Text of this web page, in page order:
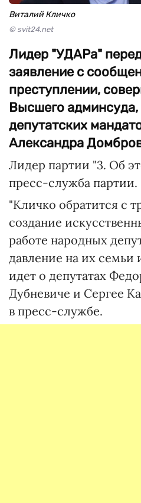
Виталий Кличко
© svit24.net
Лидер "УДАРа"
заявление с
преступлении,
Высшего
депутатских
Александра
Лидер партии "3. Об
пресс-служба партии.
"Кличко обратится с
создание
работе народных
давление на их семьи
идет о депутатах
Дубневиче и Сергее
в пресс-службе.